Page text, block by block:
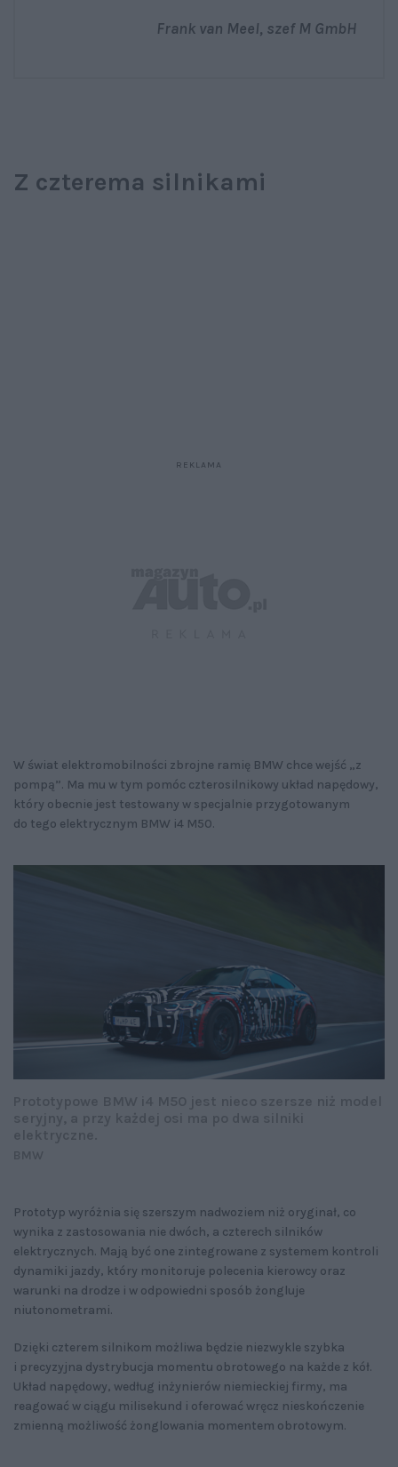
Frank van Meel, szef M GmbH
Z czterema silnikami
W świat elektromobilności zbrojne ramię BMW chce wejść „z
pompą”. Ma mu w tym pomóc czterosilnikowy układ napędowy,
który obecnie jest testowany w specjalnie przygotowanym
do tego elektrycznym BMW i4 M50.
Prototyp wyróżnia się szerszym nadwoziem niż oryginał, co
wynika z zastosowania nie dwóch, a czterech silników
elektrycznych. Mają być one zintegrowane z systemem kontroli
dynamiki jazdy, który monitoruje polecenia kierowcy oraz
warunki na drodze i w odpowiedni sposób żongluje
niutonometrami.
Dzięki czterem silnikom możliwa będzie niezwykle szybka
i precyzyjna dystrybucja momentu obrotowego na każde z kół.
Układ napędowy, według inżynierów niemieckiej firmy, ma
reagować w ciągu milisekund i oferować wręcz nieskończenie
zmienną możliwość żonglowania momentem obrotowym.